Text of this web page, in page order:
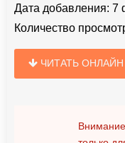
Дата добавления: 7
Количество
ЧИТАТЬ ОНЛАЙН